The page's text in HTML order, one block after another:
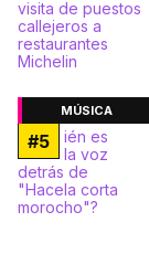
MÚSICA
#5